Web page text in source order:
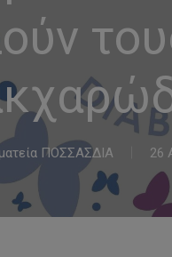
ΠΟΣΣΑΣΔΙΑ 26